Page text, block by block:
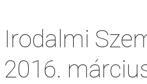
Irodalmi
2016.